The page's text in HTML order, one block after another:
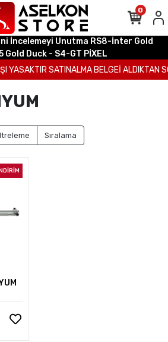
İncelemeyi Unutma RS8-İnter Gold
Gold Duck - S4-GT PİXEL
YASAKTIR SATINALMA BELGEİ ALDIKTAN
0
Sıralama